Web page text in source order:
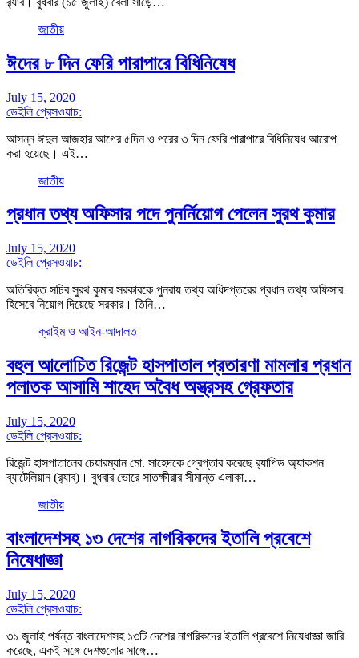
জাতীয়
ঈদের ৮ দিন ফেরি পারাপারে বিধিনিষেধ
July 15, 2020
ডেইলি প্রেসওয়াচ:
আসন্ন ঈদুল আজহার আগের ৫দিন ও পরের ৩ দিন ফেরি পারাপারে বিধিনিষেধ আরোপ
করা হয়েছে। এই…
জাতীয়
প্রধান তথ্য অফিসার পদে পুনর্নিয়োগ পেলেন সুরথ কুমার
July 15, 2020
ডেইলি প্রেসওয়াচ:
অতিরিক্ত সচিব সুরথ কুমার সরকারকে পুনরায় তথ্য অধিদপ্তরের প্রধান তথ্য অফিসার
হিসেবে নিয়োগ দিয়েছে সরকার। তিনি…
ক্রাইম ও আইন-আদালত
বহুল আলোচিত রিজেন্ট হাসপাতাল প্রতারণা মামলার প্রধান
পলাতক আসামি শাহেদ অবৈধ অস্ত্রসহ গ্রেফতার
July 15, 2020
ডেইলি প্রেসওয়াচ:
রিজেন্ট হাসপাতালের চেয়ারম্যান মো. সাহেদকে গ্রেপ্তার করেছে র‌্যাপিড অ্যাকশন
ব্যাটেলিয়ান (র‌্যাব)। বুধবার ভোরে সাতক্ষীরার সীমান্ত এলাকা…
জাতীয়
বাংলাদেশসহ ১৩ দেশের নাগরিকদের ইতালি প্রবেশে
নিষেধাজ্ঞা
July 15, 2020
ডেইলি প্রেসওয়াচ:
৩১ জুলাই পর্যন্ত বাংলাদেশসহ ১৩টি দেশের নাগরিকদের ইতালি প্রবেশে নিষেধাজ্ঞা জারি
করেছে, একই সঙ্গে দেশগুলোর সাঙ্গে…